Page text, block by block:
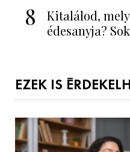
8
Kitalálod,
édesanyja?
EZEK IS